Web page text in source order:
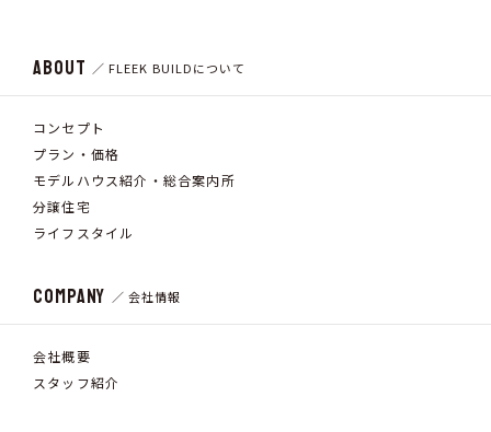
ABOUT ／ FLEEK BUILDについて
コンセプト
プラン・価格
モデルハウス紹介・総合案内所
分譲住宅
ライフスタイル
COMPANY ／ 会社情報
会社概要
スタッフ紹介